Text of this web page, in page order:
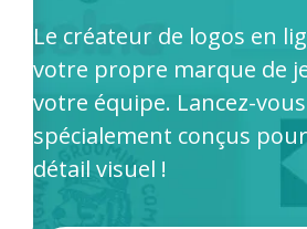
Le créateur de logos en
votre propre marque de
votre équipe. Lancez-
spécialement conçus
détail visuel !